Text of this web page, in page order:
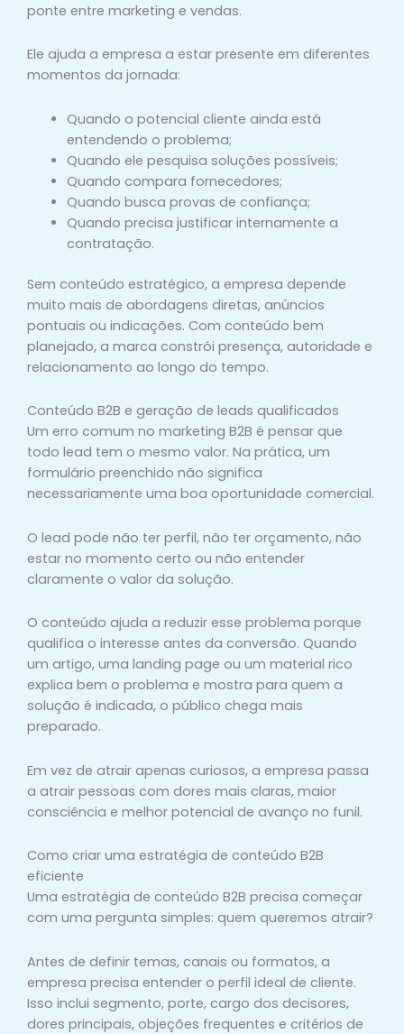
ponte entre marketing e vendas.
Ele ajuda a empresa a estar presente em diferentes
momentos da jornada:
Quando o potencial cliente ainda está
entendendo o problema;
Quando ele pesquisa soluções possíveis;
Quando compara fornecedores;
Quando busca provas de confiança;
Quando precisa justificar internamente a
contratação.
Sem conteúdo estratégico, a empresa depende
muito mais de abordagens diretas, anúncios
pontuais ou indicações. Com conteúdo bem
planejado, a marca constrói presença, autoridade e
relacionamento ao longo do tempo.
Conteúdo B2B e geração de leads qualificados
Um erro comum no marketing B2B é pensar que
todo lead tem o mesmo valor. Na prática, um
formulário preenchido não significa
necessariamente uma boa oportunidade comercial.
O lead pode não ter perfil, não ter orçamento, não
estar no momento certo ou não entender
claramente o valor da solução.
O conteúdo ajuda a reduzir esse problema porque
qualifica o interesse antes da conversão. Quando
um artigo, uma landing page ou um material rico
explica bem o problema e mostra para quem a
solução é indicada, o público chega mais
preparado.
Em vez de atrair apenas curiosos, a empresa passa
a atrair pessoas com dores mais claras, maior
consciência e melhor potencial de avanço no funil.
Como criar uma estratégia de conteúdo B2B
eficiente
Uma estratégia de conteúdo B2B precisa começar
com uma pergunta simples: quem queremos atrair?
Antes de definir temas, canais ou formatos, a
empresa precisa entender o perfil ideal de cliente.
Isso inclui segmento, porte, cargo dos decisores,
dores principais, objeções frequentes e critérios de